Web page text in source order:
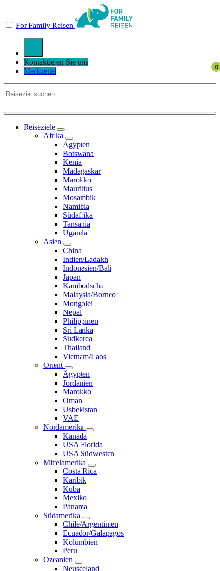
For Family Reisen
Kontaktieren Sie uns
Merkzettel
Reiseziele
Afrika
Ägypten
Botswana
Kenia
Madagaskar
Marokko
Mauritius
Mosambik
Namibia
Südafrika
Tansania
Uganda
Asien
China
Indien/Ladakh
Indonesien/Bali
Japan
Kambodscha
Malaysia/Borneo
Mongolei
Nepal
Philippinen
Sri Lanka
Südkorea
Thailand
Vietnam/Laos
Orient
Ägypten
Jordanien
Marokko
Oman
Usbekistan
VAE
Nordamerika
Kanada
USA Florida
USA Südwesten
Mittelamerika
Costa Rica
Karibik
Kuba
Mexiko
Panama
Südamerika
Chile/Argentinien
Ecuador/Galapagos
Kolumbien
Peru
Ozeanien
Neuseeland